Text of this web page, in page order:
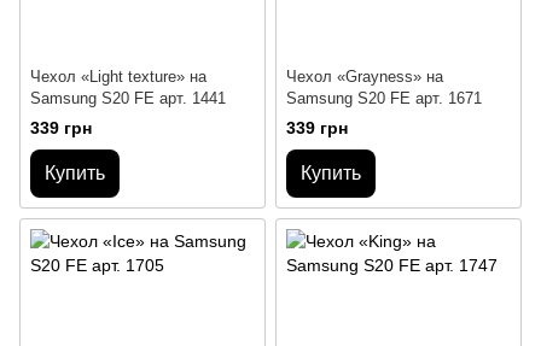
Чехол «Light texture» на
Samsung S20 FE арт. 1441
339 грн
Купить
Чехол «Grayness» на
Samsung S20 FE арт. 1671
339 грн
Купить